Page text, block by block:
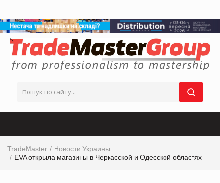
TradeMaster
Новости Украины
EVA открыла магазины в Черкасской и Одесской областях